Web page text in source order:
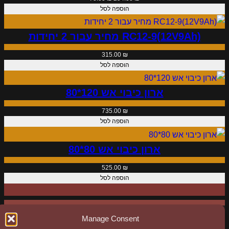
Manage Consent
A
h
ח
י
ע
ב
ו
ר
2
י
ח
י
המקורי
היה:
294.00 ₪.
70.00 ₪.
הוספה לסל
RC12-9(12V9Ah) מחיר עבור 2 יחידות
315.00 ₪
הוספה לסל
ארון כיבוי אש 120*80
735.00 ₪
הוספה לסל
ארון כיבוי אש 80*80
525.00 ₪
הוספה לסל